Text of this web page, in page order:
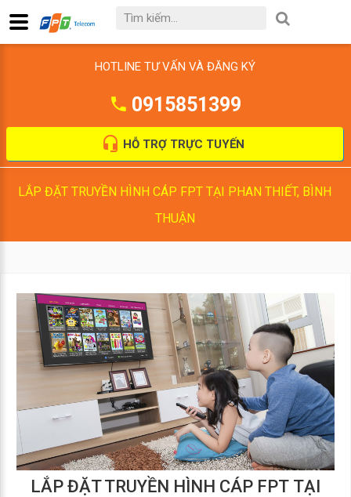
HOTLINE TƯ VẤN VÀ ĐĂNG KÝ
0915851399
HỖ TRỢ TRỰC TUYẾN
LẮP ĐẶT TRUYỀN HÌNH CÁP FPT TẠI PHAN THIẾT, BÌNH
THUẬN
LẮP ĐẶT TRUYỀN HÌNH CÁP FPT TẠI